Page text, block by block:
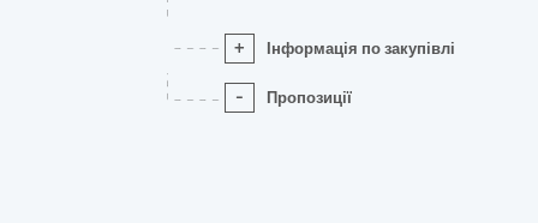
+ Інформація по закупівлі
- Пропозиції